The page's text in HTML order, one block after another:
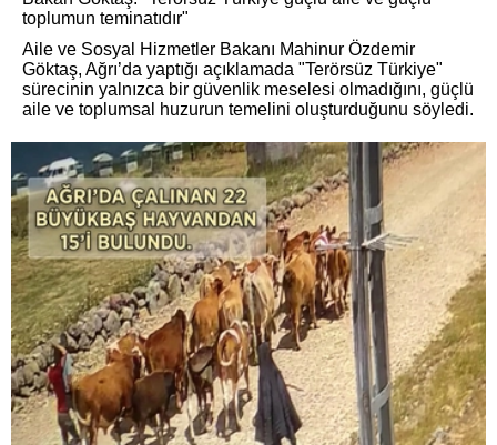
toplumun teminatıdır"
Aile ve Sosyal Hizmetler Bakanı Mahinur Özdemir
Göktaş, Ağrı’da yaptığı açıklamada "Terörsüz Türkiye"
sürecinin yalnızca bir güvenlik meselesi olmadığını, güçlü
aile ve toplumsal huzurun temelini oluşturduğunu söyledi.